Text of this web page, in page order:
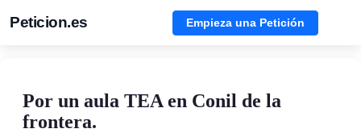
Peticion.es Empieza una Petición
Por un aula TEA en Conil de la
frontera.